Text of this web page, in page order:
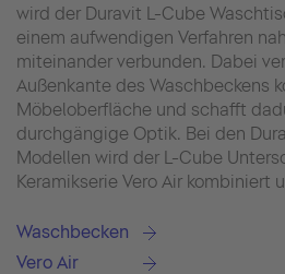
wird der Duravit L-Cube
einem aufwendigen Verfahren
miteinander verbunden. Dabei
Außenkante des Waschbeckens
Möbeloberfläche und schafft
durchgängige Optik. Bei den
Modellen wird der L-Cube
Keramikserie Vero Air kombiniert
Waschbecken
Vero Air